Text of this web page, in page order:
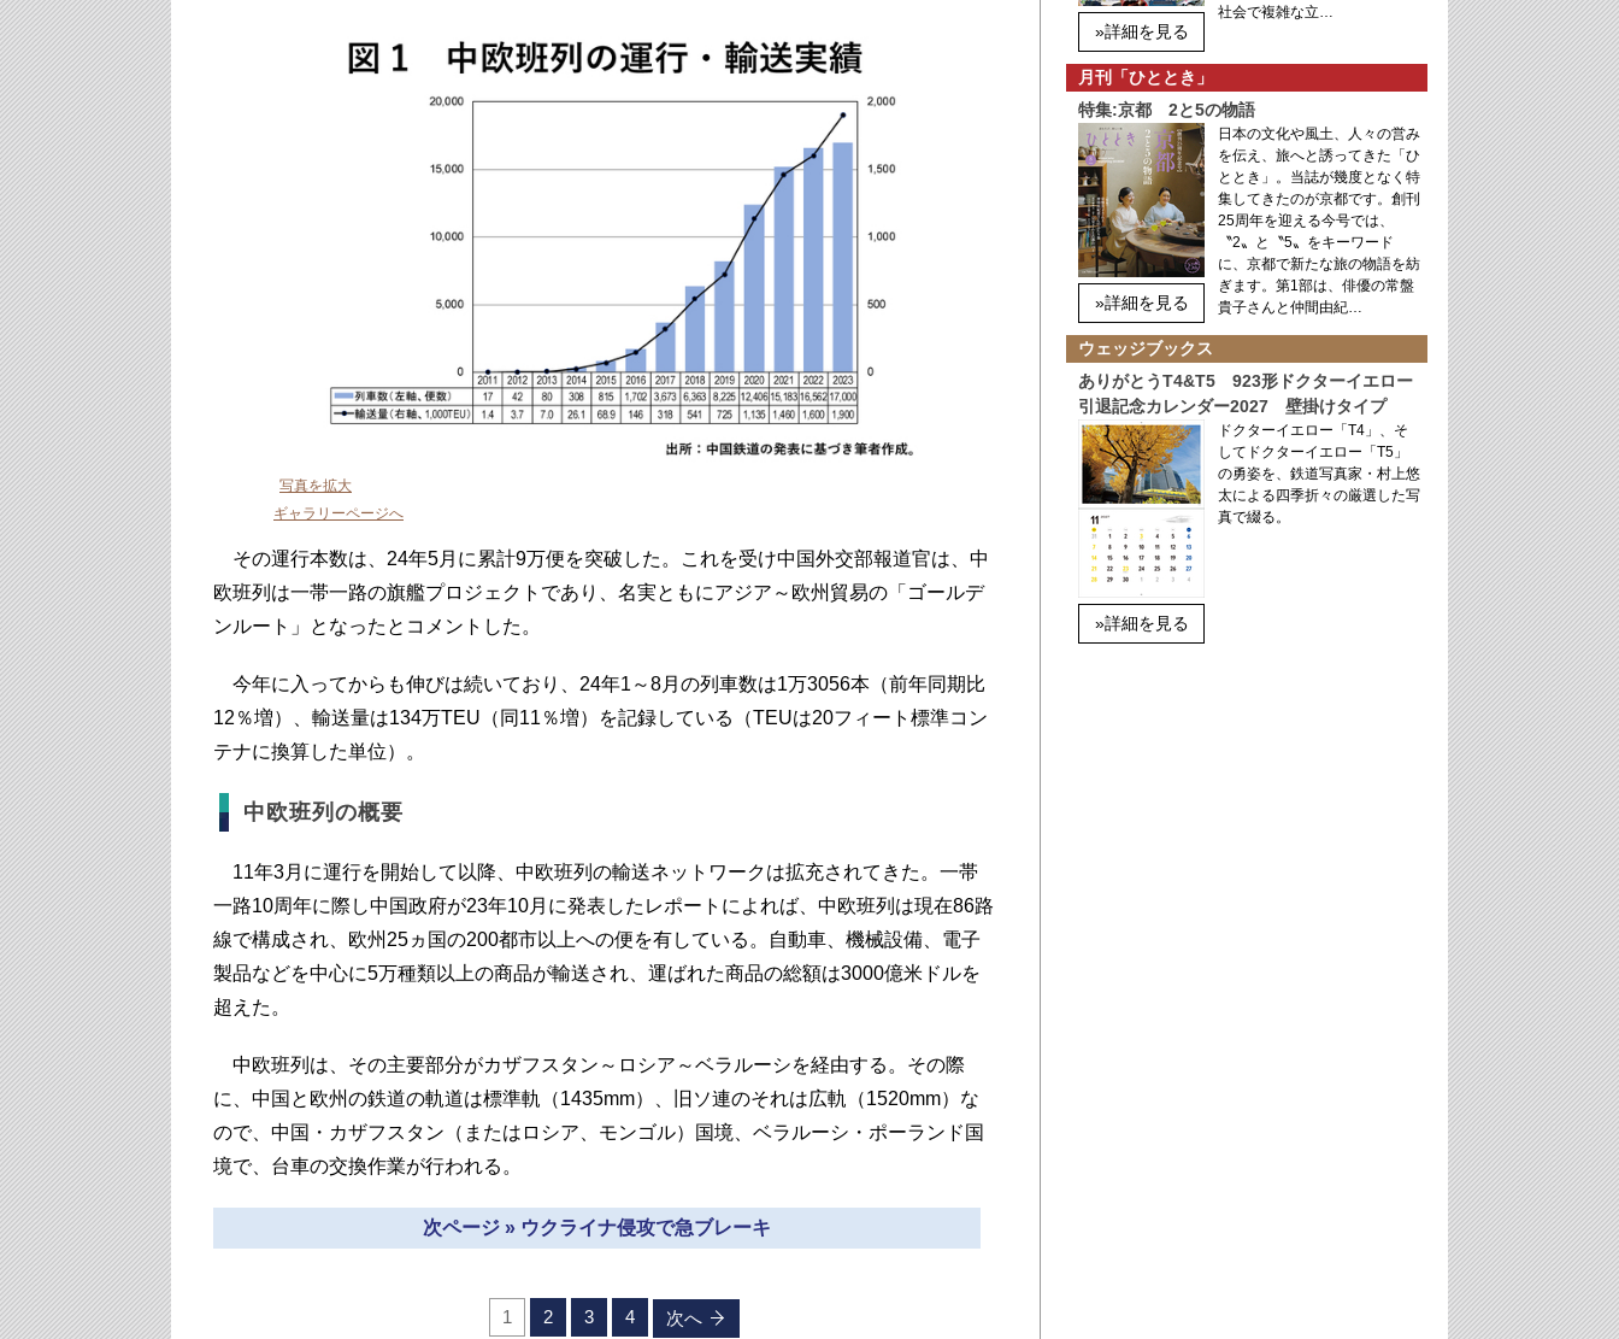
写真を拡大
ギャラリーページへ
その運行本数は、24年5月に累計9万便を突破した。これを受け中国外交部報道官は、中
欧班列は一帯一路の旗艦プロジェクトであり、名実ともにアジア～欧州貿易の「ゴールデ
ンルート」となったとコメントした。
今年に入ってからも伸びは続いており、24年1～8月の列車数は1万3056本（前年同期比
12％増）、輸送量は134万TEU（同11％増）を記録している（TEUは20フィート標準コン
テナに換算した単位）。
中欧班列の概要
11年3月に運行を開始して以降、中欧班列の輸送ネットワークは拡充されてきた。一帯
一路10周年に際し中国政府が23年10月に発表したレポートによれば、中欧班列は現在86路
線で構成され、欧州25ヵ国の200都市以上への便を有している。自動車、機械設備、電子
製品などを中心に5万種類以上の商品が輸送され、運ばれた商品の総額は3000億米ドルを
超えた。
中欧班列は、その主要部分がカザフスタン～ロシア～ベラルーシを経由する。その際
に、中国と欧州の鉄道の軌道は標準軌（1435mm）、旧ソ連のそれは広軌（1520mm）な
ので、中国・カザフスタン（またはロシア、モンゴル）国境、ベラルーシ・ポーランド国
境で、台車の交換作業が行われる。
次ページ » ウクライナ侵攻で急ブレーキ
1 2 3 4 次へ
»詳細を見る
社会で複雑な立…
月刊「ひととき」
特集:京都 2と5の物語
»詳細を見る
日本の文化や風土、人々の営み
を伝え、旅へと誘ってきた「ひ
ととき」。当誌が幾度となく特
集してきたのが京都です。創刊
25周年を迎える今号では、
〝2〟と〝5〟をキーワード
に、京都で新たな旅の物語を紡
ぎます。第1部は、俳優の常盤
貴子さんと仲間由紀…
ウェッジブックス
ありがとうT4&T5 923形ドクターイエロー
引退記念カレンダー2027 壁掛けタイプ
»詳細を見る
ドクターイエロー「T4」、そ
してドクターイエロー「T5」
の勇姿を、鉄道写真家・村上悠
太による四季折々の厳選した写
真で綴る。